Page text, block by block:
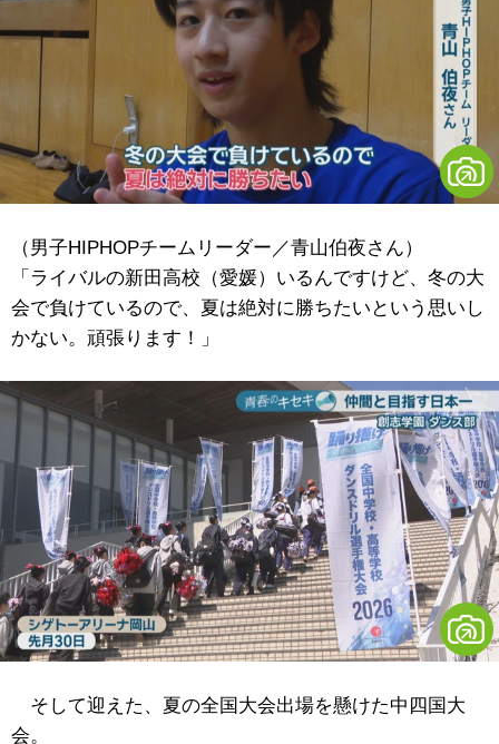
（男子HIPHOPチームリーダー／青山伯夜さん）
「ライバルの新田高校（愛媛）いるんですけど、冬の大
会で負けているので、夏は絶対に勝ちたいという思いし
かない。頑張ります！」
そして迎えた、夏の全国大会出場を懸けた中四国大
会。